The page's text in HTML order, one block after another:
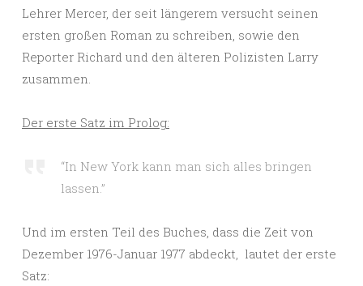
Lehrer Mercer, der seit längerem versucht seinen
ersten großen Roman zu schreiben, sowie den
Reporter Richard und den älteren Polizisten Larry
zusammen.
Der erste Satz im Prolog:
“In New York kann man sich alles bringen
lassen.”
Und im ersten Teil des Buches, dass die Zeit von
Dezember 1976-Januar 1977 abdeckt, lautet der erste
Satz: